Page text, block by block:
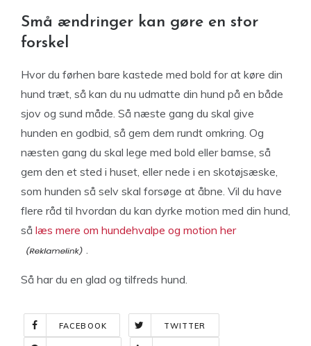
Små ændringer kan gøre en stor
forskel
Hvor du førhen bare kastede med bold for at køre din
hund træt, så kan du nu udmatte din hund på en både
sjov og sund måde. Så næste gang du skal give
hunden en godbid, så gem dem rundt omkring. Og
næsten gang du skal lege med bold eller bamse, så
gem den et sted i huset, eller nede i en skotøjsæske,
som hunden så selv skal forsøge at åbne. Vil du have
flere råd til hvordan du kan dyrke motion med din hund,
så læs mere om hundehvalpe og motion her
.
Så har du en glad og tilfreds hund.
FACEBOOK TWITTER